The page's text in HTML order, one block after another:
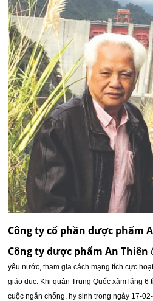
Công ty cổ phần dược phẩm
Công ty dược phẩm An Thiên
yêu nước, tham gia cách mạng tích cực
giáo dục. Khi quân Trung Quốc xâm lăng
cuộc ngăn chống, hy sinh trong ngày 17-